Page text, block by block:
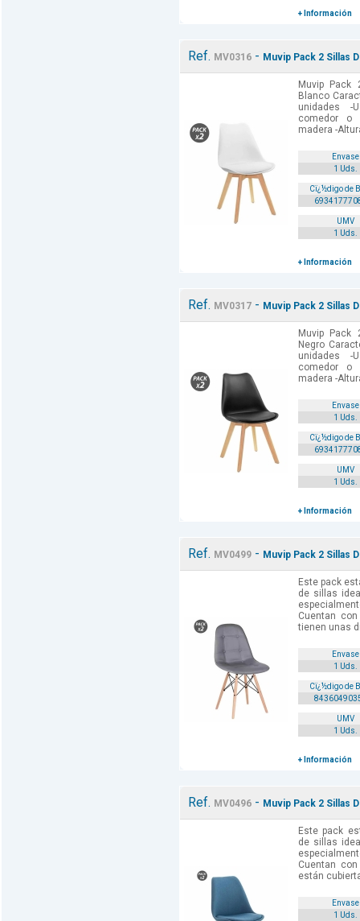
+ Información
Ref. MV0316- Muvip Pack 2 Sillas
Muvip Pack
Blanco
unidades -
comedor o
madera -
Envase
1 Uds.
Cï¿½digo de
UMV
1 Uds.
+ Información
Ref. MV0317- Muvip Pack 2 Sillas
Muvip Pack
Negro
unidades -
comedor o
madera -
Envase
1 Uds.
Cï¿½digo de
UMV
1 Uds.
+ Información
Ref. MV0499- Muvip Pack 2 Sillas
Este pack
de sillas
Cuentan
tienen unas
Envase
1 Uds.
Cï¿½digo de
UMV
1 Uds.
+ Información
Ref. MV0496- Muvip Pack 2 Sillas
Este pack
de sillas
Cuentan
están
Envase
1 Uds.